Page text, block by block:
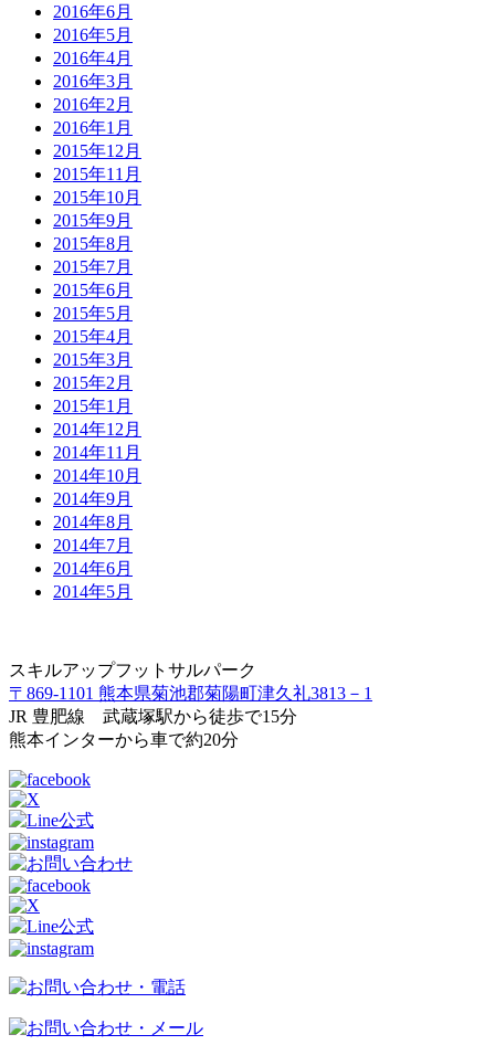
2016年6月
2016年5月
2016年4月
2016年3月
2016年2月
2016年1月
2015年12月
2015年11月
2015年10月
2015年9月
2015年8月
2015年7月
2015年6月
2015年5月
2015年4月
2015年3月
2015年2月
2015年1月
2014年12月
2014年11月
2014年10月
2014年9月
2014年8月
2014年7月
2014年6月
2014年5月
スキルアップフットサルパーク
〒869-1101 熊本県菊池郡菊陽町津久礼3813－1
JR 豊肥線 武蔵塚駅から徒歩で15分
熊本インターから車で約20分